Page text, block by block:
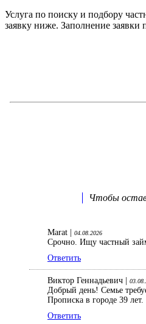
Услуга по поиску и подбору
заявку ниже. Заполнение
Чтобы
Marat | 04.08.2026
Срочно. Ищу частный
Ответить
Виктор Геннадьевич |
Добрый день! Семье
Прописка в городе 39
Ответить